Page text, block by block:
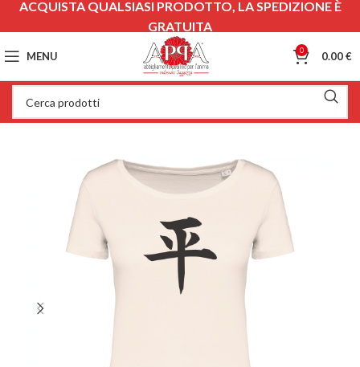
MENU 0 0.00€
ACQUISTA QUALSIASI PRODOTTO, LA SPEDIZIONE È
GRATUITA